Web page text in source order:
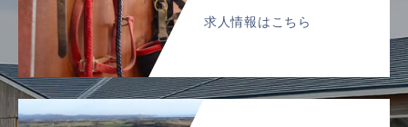
求人情報はこちら